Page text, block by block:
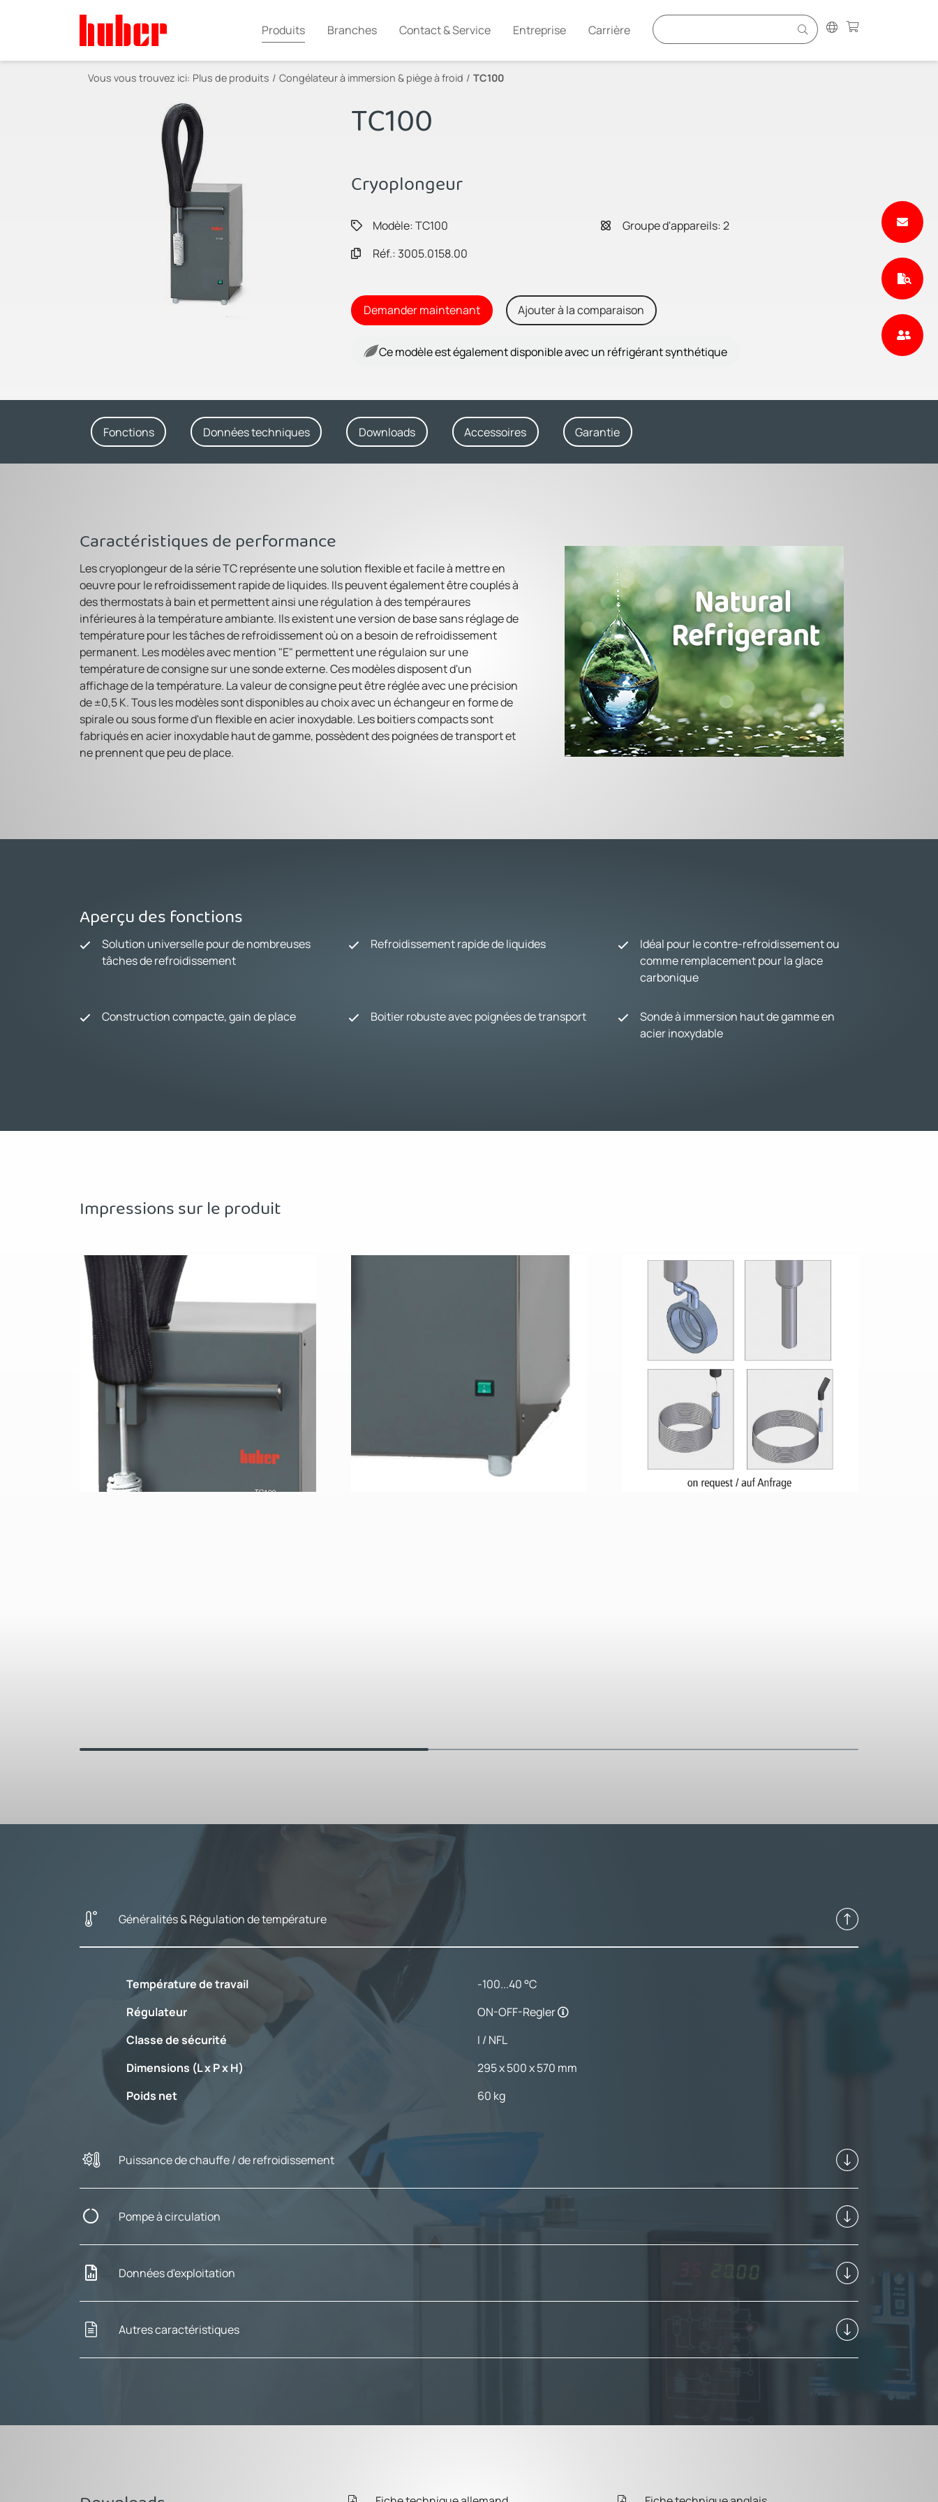
Produits Branches Contact & Service Entreprise Carrière
Vous vous trouvez ici: Plus de produits Congélateur à immersion & piège à froid TC100
TC100
Cryoplongeur
Modèle: TC100
Groupe d'appareils: 2
Réf.: 3005.0158.00
Demander maintenant Ajouter à la comparaison
Ce modèle est également disponible avec un réfrigérant synthétique
Fonctions Données techniques Downloads Accessoires Garantie
Caractéristiques de performance
Les cryoplongeur de la série TC représente une solution flexible et facile à mettre en
oeuvre pour le refroidissement rapide de liquides. Ils peuvent également être couplés à
des thermostats à bain et permettent ainsi une régulation à des tempéraures
inférieures à la température ambiante. Ils existent une version de base sans réglage de
température pour les tâches de refroidissement où on a besoin de refroidissement
permanent. Les modèles avec mention "E" permettent une régulaion sur une
température de consigne sur une sonde externe. Ces modèles disposent d'un
affichage de la température. La valeur de consigne peut être réglée avec une précision
de ±0,5 K. Tous les modèles sont disponibles au choix avec un échangeur en forme de
spirale ou sous forme d'un flexible en acier inoxydable. Les boitiers compacts sont
fabriqués en acier inoxydable haut de gamme, possèdent des poignées de transport et
ne prennent que peu de place.
Aperçu des fonctions
Solution universelle pour de nombreuses
tâches de refroidissement
Refroidissement rapide de liquides
Idéal pour le contre-refroidissement ou
comme remplacement pour la glace
carbonique
Construction compacte, gain de place Boitier robuste avec poignées de transport
Sonde à immersion haut de gamme en
acier inoxydable
Impressions sur le produit
Généralités & Régulation de température
Température de travail
-100...40 °C
Régulateur
ON-OFF-Regler
Classe de sécurité
I / NFL
Dimensions (L x P x H)
295 x 500 x 570 mm
Poids net
60 kg
Puissance de chauffe / de refroidissement
Pompe à circulation
Données d'exploitation
Autres caractéristiques